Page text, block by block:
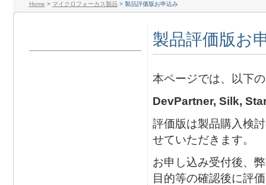
Home > マイクロフォーカス製品> 製品評価版お申込み
製品評価版お
本ページでは、以下
DevPartner, Silk,
評価版は製品購入検
せていただきます。
お申し込み受付後、
目的等の確認後に評